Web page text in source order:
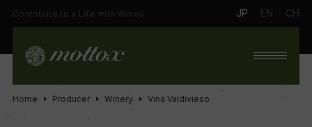
Contribute to a Life with Wines. JP EN CH
Home Producer Winery Vina Valdivieso